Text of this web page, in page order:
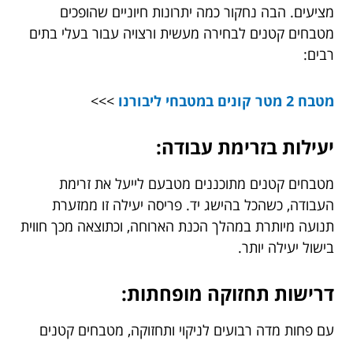
מציעים. הבה נחקור כמה יתרונות חיוניים שהופכים
מטבחים קטנים לבחירה מעשית ורצויה עבור בעלי בתים
רבים:
מטבח 2 מטר קונים במטבחי ליבורנו >>>
יעילות בזרימת עבודה:
מטבחים קטנים מתוכננים מטבעם לייעל את זרימת
העבודה, כשהכל בהישג יד. פריסה יעילה זו ממזערת
תנועה מיותרת במהלך הכנת הארוחה, וכתוצאה מכך חווית
בישול יעילה יותר.
דרישות תחזוקה מופחתות:
עם פחות מדה רבועים לניקוי ותחזוקה, מטבחים קטנים